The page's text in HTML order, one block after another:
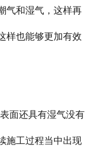
气和湿气，这样再
样也能够更加有效
面还具有湿气没有
施工过程当中出现